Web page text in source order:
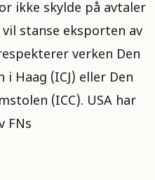
ikke skylde på avtaler
stanse eksporten av
verken Den
Haag (ICJ) eller Den
(ICC). USA har
FNs